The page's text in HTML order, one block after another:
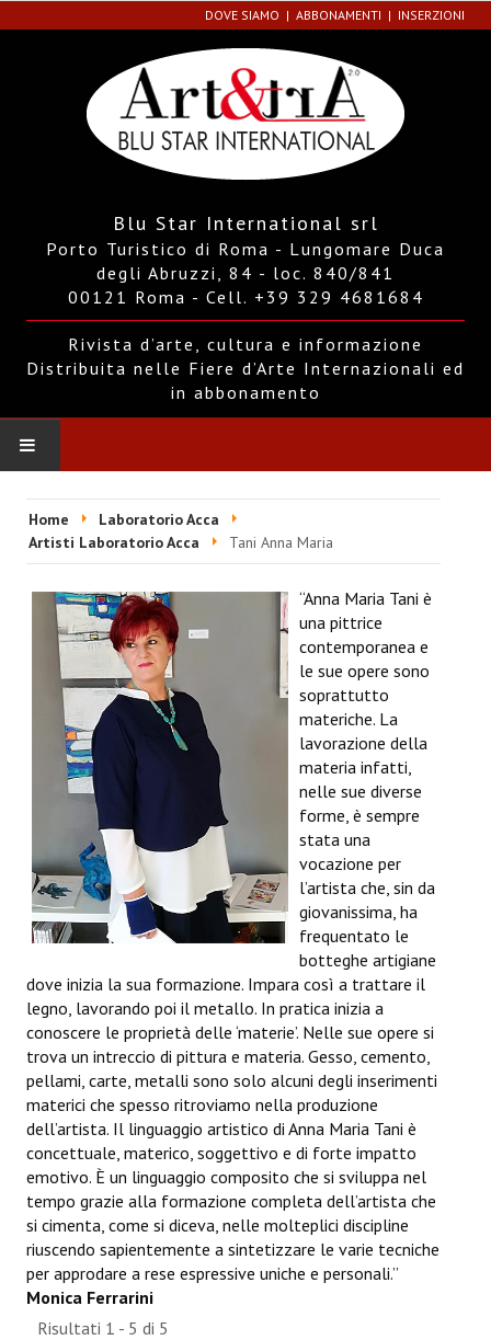
DOVE SIAMO ABBONAMENTI INSERZIONI
Blu Star International srl
Porto Turistico di Roma - Lungomare Duca
degli Abruzzi, 84 - loc. 840/841
00121 Roma - Cell. +39 329 4681684
Rivista d’arte, cultura e informazione
Distribuita nelle Fiere d’Arte Internazionali ed
in abbonamento
HOME
EVENTI & FIERE
RIVISTA
Ultime 5 Riviste
LABORATORIO ACCA
Video Laboratorio Acca
Artisti Laboratorio Acca
Una sera con Laboratorio AccA
Mostra "Roma Contemporanea"
GALLERIA ESS&RRE
ANNUARIO 2026
CHI SIAMO
CONTATTI
Home
Laboratorio Acca
Artisti Laboratorio Acca
Tani Anna Maria
“Anna Maria Tani è
una pittrice
contemporanea e
le sue opere sono
soprattutto
materiche. La
lavorazione della
materia infatti,
nelle sue diverse
forme, è sempre
stata una
vocazione per
l’artista che, sin da
giovanissima, ha
frequentato le
botteghe artigiane
dove inizia la sua formazione. Impara così a trattare il
legno, lavorando poi il metallo. In pratica inizia a
conoscere le proprietà delle ‘materie’. Nelle sue opere si
trova un intreccio di pittura e materia. Gesso, cemento,
pellami, carte, metalli sono solo alcuni degli inserimenti
materici che spesso ritroviamo nella produzione
dell’artista. Il linguaggio artistico di Anna Maria Tani è
concettuale, materico, soggettivo e di forte impatto
emotivo. È un linguaggio composito che si sviluppa nel
tempo grazie alla formazione completa dell’artista che
si cimenta, come si diceva, nelle molteplici discipline
riuscendo sapientemente a sintetizzare le varie tecniche
per approdare a rese espressive uniche e personali.”
Monica Ferrarini
Risultati 1 - 5 di 5